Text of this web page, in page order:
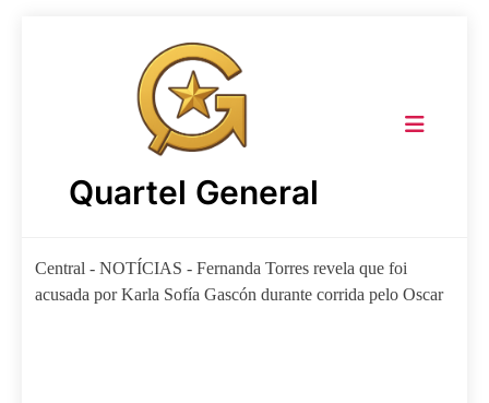
Quartel General
Central - NOTÍCIAS - Fernanda Torres revela que foi
acusada por Karla Sofía Gascón durante corrida pelo Oscar